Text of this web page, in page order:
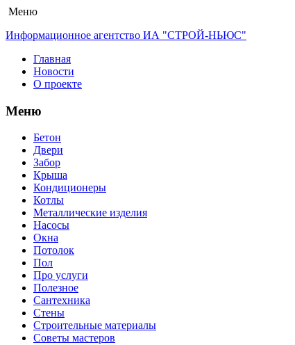
Меню
Информационное агентство ИА "СТРОЙ-НЬЮС"
Главная
Новости
О проекте
Меню
Бетон
Двери
Забор
Крыша
Кондиционеры
Котлы
Металлические изделия
Насосы
Окна
Потолок
Пол
Про услуги
Полезное
Сантехника
Стены
Строительные материалы
Советы мастеров